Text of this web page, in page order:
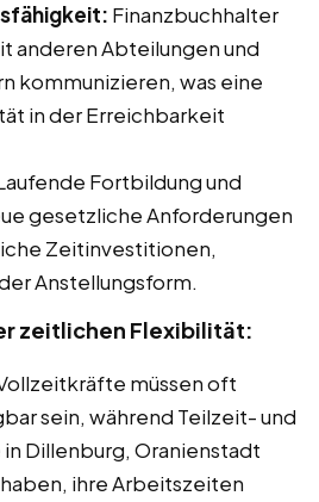
Finanzbuchhalter
anderen Abteilungen und
kommunizieren, was eine
in der Erreichbarkeit
Fortbildung und
gesetzliche Anforderungen
Zeitinvestitionen,
Anstellungsform.
zeitlichen Flexibilität:
müssen oft
sein, während Teilzeit- und
Dillenburg, Oranienstadt
ihre Arbeitszeiten